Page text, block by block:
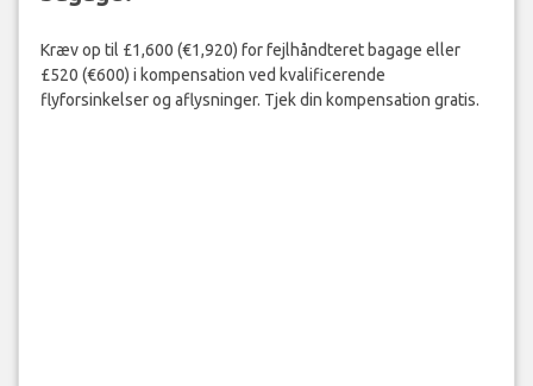
Kræv op til £1,600 (€1,920) for fejlhåndteret bagage eller
£520 (€600) i kompensation ved kvalificerende
flyforsinkelser og aflysninger. Tjek din kompensation gratis.